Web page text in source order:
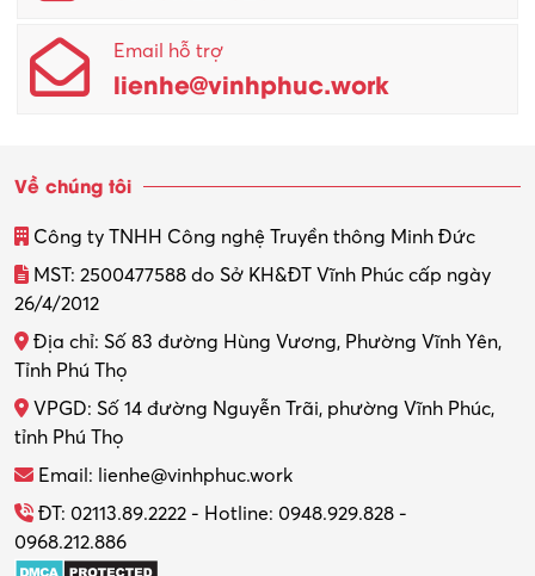
Quản lý sản xuất
Quản trị kinh doanh
Thiết kế nội thất
Thợ máy – Ô tô – Xe máy
Thực tập
Tổ chức sự kiện – Quà tặng
Trợ lý
Email hỗ trợ
lienhe@vinhphuc.work
Về chúng tôi
Công ty TNHH Công nghệ Truyền thông Minh Đức
MST: 2500477588 do Sở KH&ĐT Vĩnh Phúc cấp ngày
26/4/2012
Địa chỉ: Số 83 đường Hùng Vương, Phường Vĩnh Yên,
Tỉnh Phú Thọ
VPGD: Số 14 đường Nguyễn Trãi, phường Vĩnh Phúc,
tỉnh Phú Thọ
Email: lienhe@vinhphuc.work
ĐT: 02113.89.2222 - Hotline: 0948.929.828 -
0968.212.886